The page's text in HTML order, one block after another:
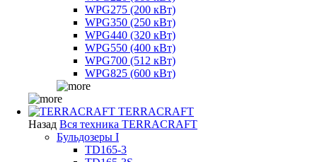
WPG275 (200 кВт)
WPG350 (250 кВт)
WPG440 (320 кВт)
WPG550 (400 кВт)
WPG700 (512 кВт)
WPG825 (600 кВт)
TERRACRAFT
Назад Вся техника TERRACRAFT
Бульдозеры I
TD165-3